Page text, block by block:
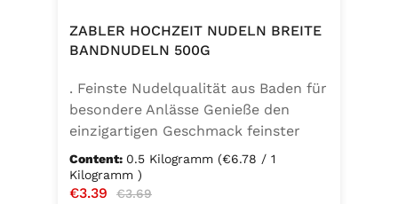
ZABLER HOCHZEIT NUDELN BREITE
BANDNUDELN 500G
. Feinste Nudelqualität aus Baden für
besondere Anlässe Genieße den
einzigartigen Geschmack feinster
Bandnudeln – mit den Zabler
Hochzeit Nudeln holst du dir echte
badische Qualität auf den Teller.
Content: 0.5 Kilogramm (€6.78 / 1
Kilogramm )
Sale price:
€3.39 Regular price:
€3.69